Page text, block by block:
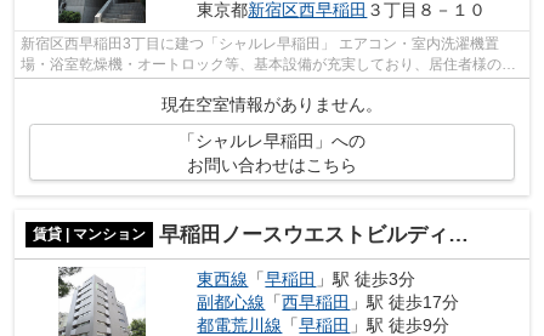
東京都新宿区西早稲田 ３丁目８－１０
新宿区西早稲田3丁目に建つ「シャルレ早稲田」 エアコン・室内洗濯機置
場・浴室乾燥機・オートロック等、基本設備が充実しており、居住者様の生
活をサポートします。
現在空室情報がありません。
「シャルレ早稲田」への
お問い合わせはこちら
賃貸 | マンション 早稲田ノースウエストビルディング
東西線 「早稲田 」駅 徒歩3分
副都心線 「西早稲田 」駅 徒歩17分
都電荒川線 「早稲田 」駅 徒歩9分